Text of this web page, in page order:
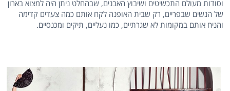
וסודות מעולם התכשיטים ושיבוץ האבנים, שבהחלט ניתן היה למצוא בארון
של הנשים שבפריים, רק שבית האופנה לקח אותם כמה צעדים קדימה
והניח אותם במקומות לא שגרתיים, כמו נעליים, תיקים ומכנסיים.